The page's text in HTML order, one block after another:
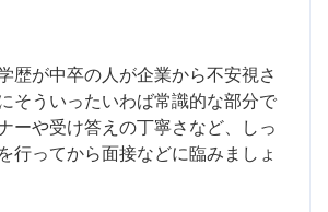
歴が中卒の人が企業から不安視さ
そういったいわば常識的な部分で
ーや受け答えの丁寧さなど、しっ
行ってから面接などに臨みましょ